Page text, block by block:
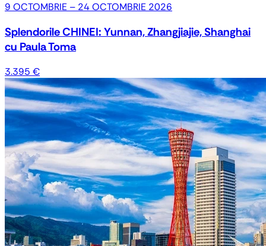
9 OCTOMBRIE – 24 OCTOMBRIE 2026
Splendorile CHINEI: Yunnan, Zhangjiajie, Shanghai
cu Paula Toma
3.395 €